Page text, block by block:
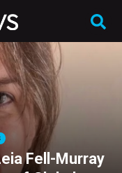
Fell-Murray